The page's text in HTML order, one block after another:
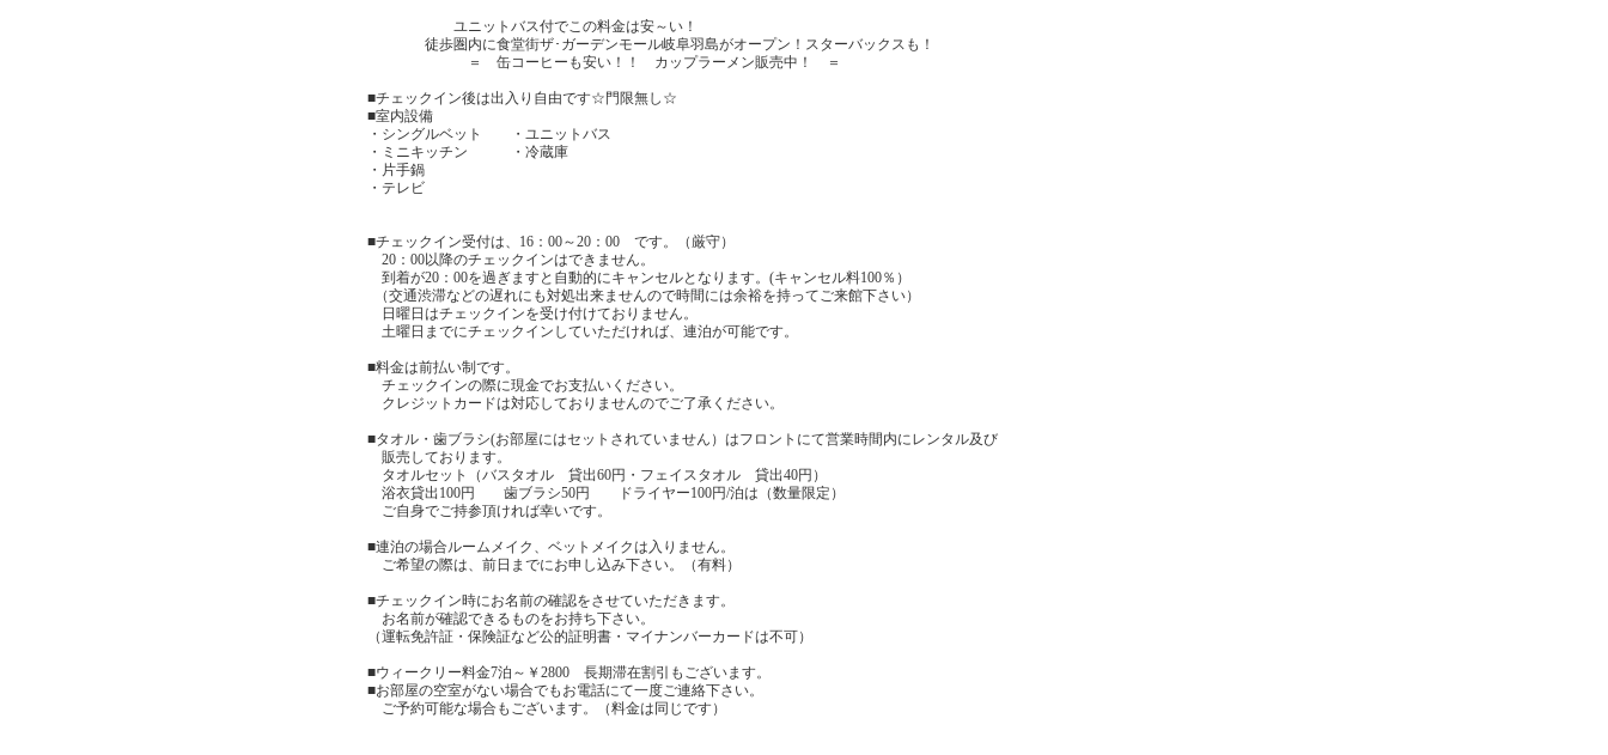
ユニットバス付でこの料金は安～い！
徒歩圏内に食堂街ザ･ガーデンモール岐阜羽島がオープン！スターバックスも！
＝ 缶コーヒーも安い！！ カップラーメン販売中！ ＝
■チェックイン後は出入り自由です☆門限無し☆
■室内設備
・シングルベット ・ユニットバス
・ミニキッチン ・冷蔵庫
・片手鍋
・テレビ
■チェックイン受付は、16：00～20：00 です。（厳守）
20：00以降のチェックインはできません。
到着が20：00を過ぎますと自動的にキャンセルとなります。(キャンセル料100％）
（交通渋滞などの遅れにも対処出来ませんので時間には余裕を持ってご来館下さい）
日曜日はチェックインを受け付けておりません。
土曜日までにチェックインしていただければ、連泊が可能です。
■料金は前払い制です。
チェックインの際に現金でお支払いください。
クレジットカードは対応しておりませんのでご了承ください。
■タオル・歯ブラシ(お部屋にはセットされていません）はフロントにて営業時間内にレンタル及び
販売しております。
タオルセット（バスタオル 貸出60円・フェイスタオル 貸出40円）
浴衣貸出100円 歯ブラシ50円 ドライヤー100円/泊は（数量限定）
ご自身でご持参頂ければ幸いです。
■連泊の場合ルームメイク、ベットメイクは入りません。
ご希望の際は、前日までにお申し込み下さい。（有料）
■チェックイン時にお名前の確認をさせていただきます。
お名前が確認できるものをお持ち下さい。
（運転免許証・保険証など公的証明書・マイナンバーカードは不可）
■ウィークリー料金7泊～￥2800 長期滞在割引もございます。
■お部屋の空室がない場合でもお電話にて一度ご連絡下さい。
ご予約可能な場合もございます。（料金は同じです）